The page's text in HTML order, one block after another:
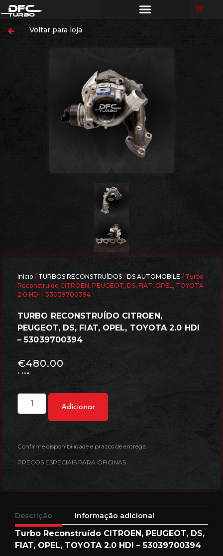
Voltar para loja
Início / TURBOS RECONSTRUÍDOS / DS AUTOMOBILE / Turbo
Reconstruído CITROEN, PEUGEOT, DS, FIAT, OPEL, TOYOTA
2.0 HDI – 53039700394
TURBO RECONSTRUÍDO CITROEN,
PEUGEOT, DS, FIAT, OPEL, TOYOTA 2.0 HDI
– 53039700394
€480.00
+ IVA
Adicionar
Confirme disponibilidade e prazos de entrega.
PREÇOS ESPECIAIS PARA OFICINAS.
Descrição Informação adicional
Turbo Reconstruído CITROEN, PEUGEOT, DS,
FIAT, OPEL, TOYOTA 2.0 HDI – 53039700394